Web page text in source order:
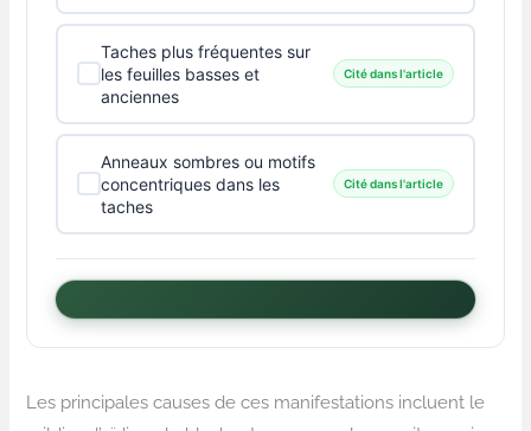
Taches plus fréquentes sur
les feuilles basses et
anciennes
Cité dans l'article
Anneaux sombres ou motifs
concentriques dans les
taches
Cité dans l'article
Les principales causes de ces manifestations incluent le